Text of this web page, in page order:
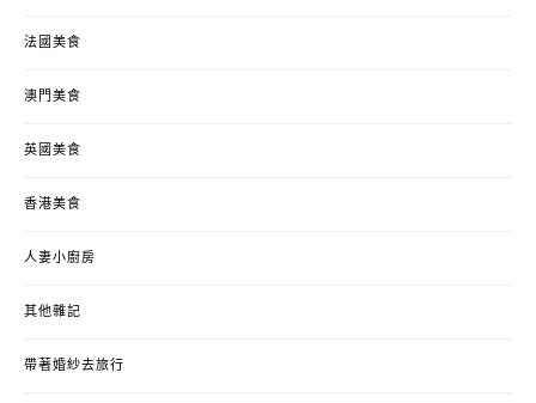
法國美食
澳門美食
英國美食
香港美食
人妻小廚房
其他雜記
帶著婚紗去旅行